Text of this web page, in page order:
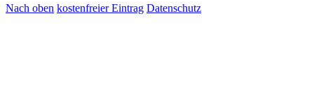
Nach oben kostenfreier Eintrag Datenschutz